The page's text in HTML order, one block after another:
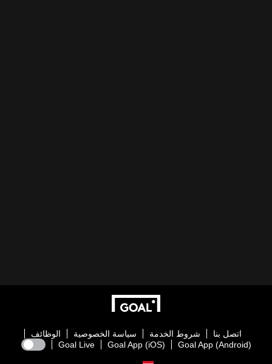
اتصل بنا شروط الخدمة سياسة الخصوصية
الوظائف
Goal App (Android)
Goal App (iOS)
Goal Live